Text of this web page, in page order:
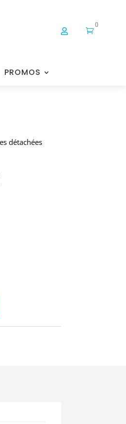
 
0
PROMOS
détachées